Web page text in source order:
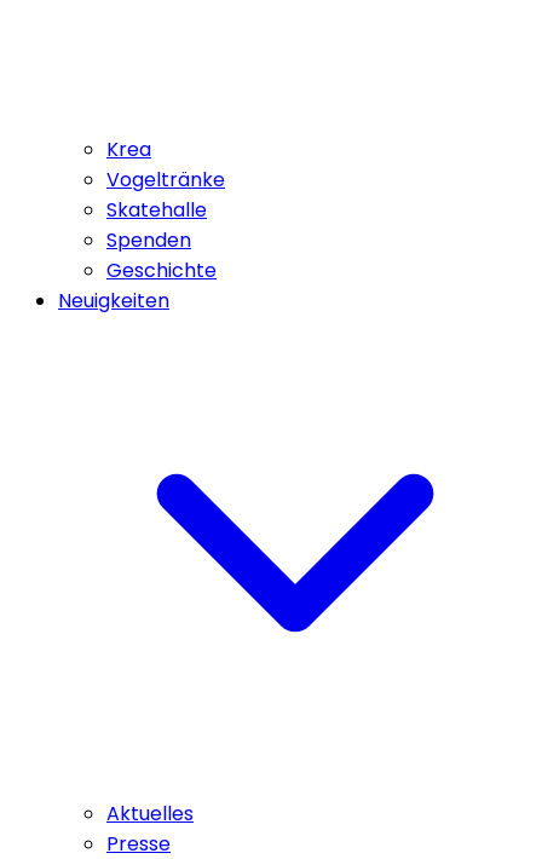
Krea
Vogeltränke
Skatehalle
Spenden
Geschichte
Neuigkeiten
Aktuelles
Presse